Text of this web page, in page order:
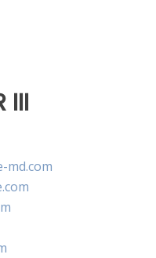
III
md.com